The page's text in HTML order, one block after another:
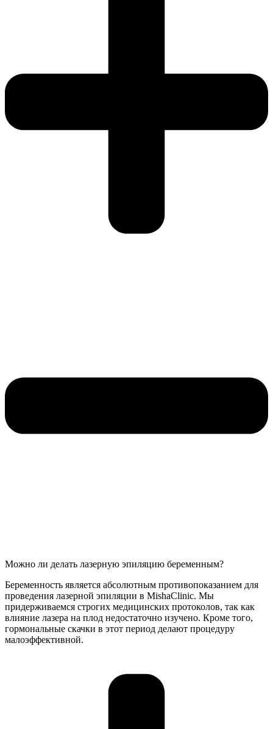
Можно ли делать лазерную эпиляцию беременным?
Беременность является абсолютным противопоказанием для
проведения лазерной эпиляции в MishaClinic. Мы
придерживаемся строгих медицинских протоколов, так как
влияние лазера на плод недостаточно изучено. Кроме того,
гормональные скачки в этот период делают процедуру
малоэффективной.